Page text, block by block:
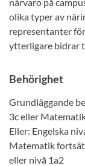
olika typer av
representanter
ytterligare bidrar
Behörighet
Grundläggande
3c eller
Eller: Engelska
Matematik
eller nivå 1a2